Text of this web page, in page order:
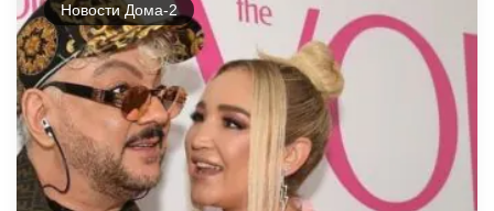
Новости Дома-2